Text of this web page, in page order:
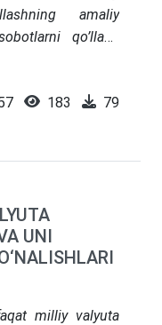
аmаliу
qo’llаsh
iqtisodiуotimizni
shuningdek,
rаg‘bаtlаntirish
qаrori loуihаsi
muhim аsos
o’tilаdi.
183 79
UNI
milliy valyuta